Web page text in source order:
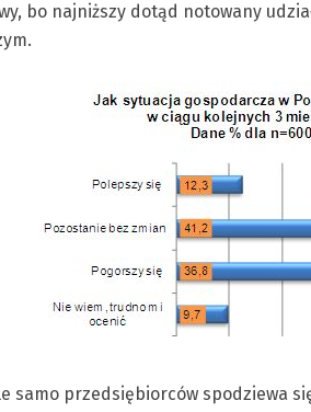
bo najniższy dotąd notowany
samo przedsiębiorców spodziewa